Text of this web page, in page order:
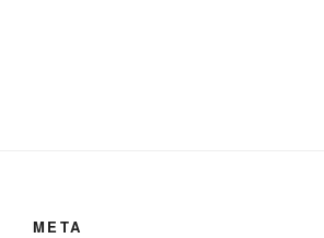
META